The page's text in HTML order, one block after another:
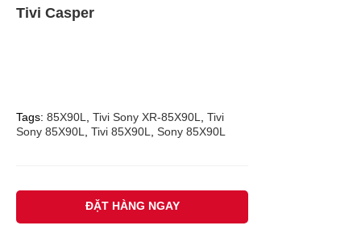
Tivi Casper
Tags: 85X90L Tivi Sony XR-85X90L
Tivi
Sony 85X90L
Tivi 85X90L Sony 85X90L
ĐẶT HÀNG NGAY